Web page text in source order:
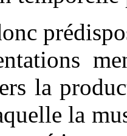
la
la